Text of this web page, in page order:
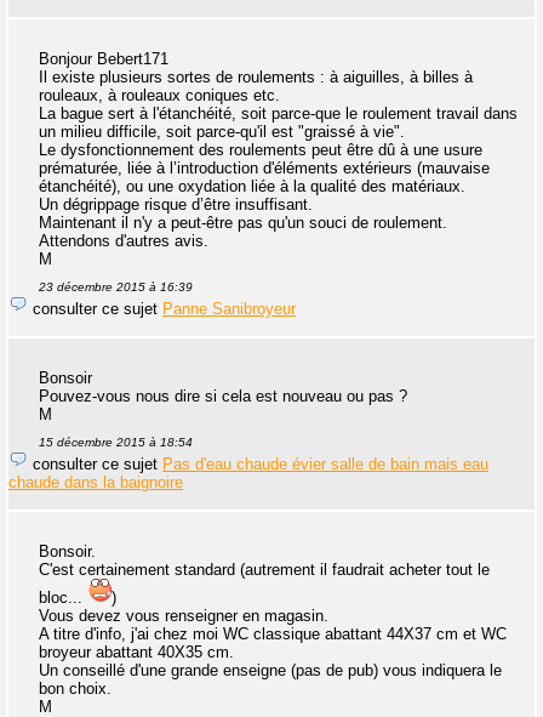
Bonjour Bebert171
Il existe plusieurs sortes de roulements : à aiguilles, à billes à
rouleaux, à rouleaux coniques etc.
La bague sert à l'étanchéité, soit parce-que le roulement travail dans
un milieu difficile, soit parce-qu'il est "graissé à vie".
Le dysfonctionnement des roulements peut être dû à une usure
prématurée, liée à l’introduction d'éléments extérieurs (mauvaise
étanchéité), ou une oxydation liée à la qualité des matériaux.
Un dégrippage risque d’être insuffisant.
Maintenant il n'y a peut-être pas qu'un souci de roulement.
Attendons d'autres avis.
M
23 décembre 2015 à 16:39
consulter ce sujet Panne Sanibroyeur
Bonsoir
Pouvez-vous nous dire si cela est nouveau ou pas ?
M
15 décembre 2015 à 18:54
consulter ce sujet Pas d'eau chaude évier salle de bain mais eau
chaude dans la baignoire
Bonsoir.
C'est certainement standard (autrement il faudrait acheter tout le
bloc...
)
Vous devez vous renseigner en magasin.
A titre d'info, j'ai chez moi WC classique abattant 44X37 cm et WC
broyeur abattant 40X35 cm.
Un conseillé d'une grande enseigne (pas de pub) vous indiquera le
bon choix.
M